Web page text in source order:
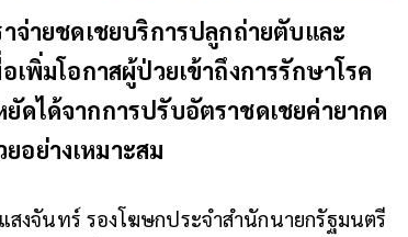
จ่ายชดเชยบริการปลูกถ่ายตับและ
พิ่มโอกาสผู้ป่วยเข้าถึงการรักษาโรค
ดได้จากการปรับอัตราชดเชยค่ายากด
อย่างเหมาะสม
งจันทร์ รองโฆษกประจำสำนักนายกรัฐมนตรี